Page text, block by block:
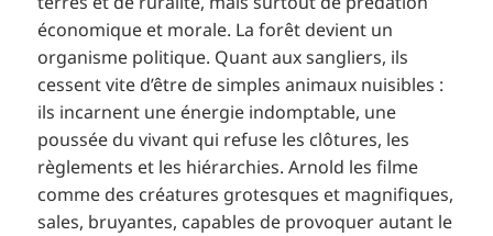
économique et morale. La forêt devient un
organisme politique. Quant aux sangliers, ils
cessent vite d’être de simples animaux nuisibles :
ils incarnent une énergie indomptable, une
poussée du vivant qui refuse les clôtures, les
règlements et les hiérarchies. Arnold les filme
comme des créatures grotesques et magnifiques,
sales, bruyantes, capables de provoquer autant le